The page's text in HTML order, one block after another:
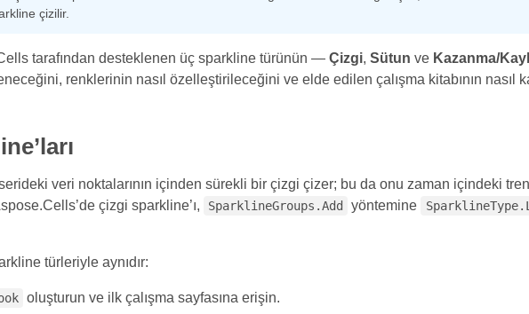
çizilir.
tarafından desteklenen üç sparkline türünün — Çizgi, Sütun ve Kazanma/
renklerinin nasıl özelleştirileceğini ve elde edilen çalışma kitabının nasıl
veri noktalarının içinden sürekli bir çizgi çizer; bu da onu zaman içindeki
çizgi sparkline’ı,
SparklineGroups.Add yöntemine
türleriyle aynıdır:
oluşturun ve ilk çalışma sayfasına erişin.